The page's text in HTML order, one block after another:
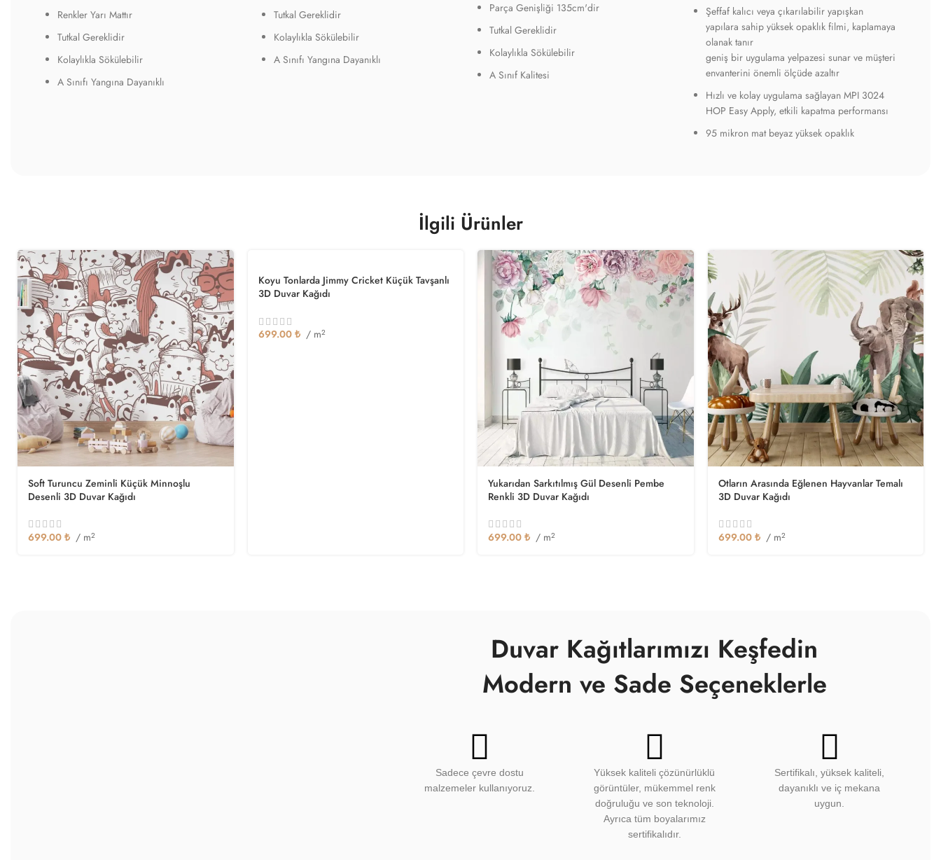
Renkler Yarı Mattır
Tutkal Gereklidir
Kolaylıkla Sökülebilir
A Sınıfı Yangına Dayanıklı
Tutkal Gereklidir
Kolaylıkla Sökülebilir
A Sınıfı Yangına Dayanıklı
Parça Genişliği 135cm'dir
Tutkal Gereklidir
Kolaylıkla Sökülebilir
A Sınıf Kalitesi
Şeffaf kalıcı veya çıkarılabilir yapışkan
yapılara sahip yüksek opaklık filmi, kaplamaya
olanak tanır
geniş bir uygulama yelpazesi sunar ve müşteri
envanterini önemli ölçüde azaltır
Hızlı ve kolay uygulama sağlayan MPI 3024
HOP Easy Apply, etkili kapatma performansı
95 mikron mat beyaz yüksek opaklık
İlgili Ürünler
Soft Turuncu Zeminli Küçük Minnoşlu
Desenli 3D Duvar Kağıdı
699.00 ₺ / m2
Koyu Tonlarda Jimmy Cricket Küçük Tavşanlı
3D Duvar Kağıdı
699.00 ₺ / m2
Yukarıdan Sarkıtılmış Gül Desenli Pembe
Renkli 3D Duvar Kağıdı
699.00 ₺ / m2
Otların Arasında Eğlenen Hayvanlar Temalı
3D Duvar Kağıdı
699.00 ₺ / m2
Duvar Kağıtlarımızı Keşfedin
Modern ve Sade Seçeneklerle
Sadece çevre dostu
malzemeler kullanıyoruz.
Yüksek kaliteli çözünürlüklü
görüntüler, mükemmel renk
doğruluğu ve son teknoloji.
Ayrıca tüm boyalarımız
sertifikalıdır.
Sertifikalı, yüksek kaliteli,
dayanıklı ve iç mekana
uygun.